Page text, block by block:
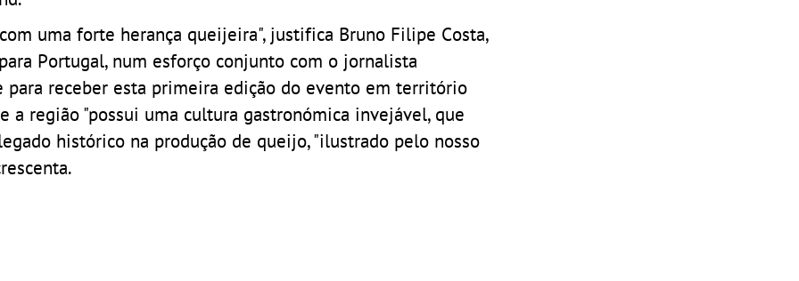
uma forte herança queijeira", justifica Bruno Filipe Costa,
Portugal, num esforço conjunto com o jornalista
para receber esta primeira edição do evento em território
região "possui uma cultura gastronómica invejável, que
histórico na produção de queijo, "ilustrado pelo nosso